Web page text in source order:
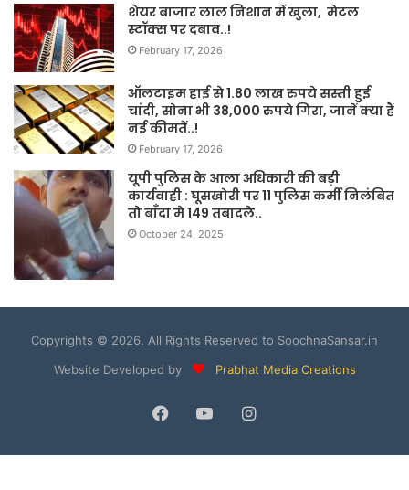
शेयर बाजार लाल निशान में खुला, मेटल
स्टॉक्स पर दबाव..!
February 17, 2026
ऑलटाइम हाई से 1.80 लाख रुपये सस्ती हुई
चांदी, सोना भी 38,000 रुपये गिरा, जानें क्या हैं
नई कीमतें..!
February 17, 2026
यूपी पुलिस के आला अधिकारी की बड़ी
कार्यवाही : घूसखोरी पर 11 पुलिस कर्मी निलंबित
तो बाँदा मे 149 तबादले..
October 24, 2025
Copyrights © 2026. All Rights Reserved to SoochnaSansar.in
Website Developed by
Prabhat Media Creations
Facebook
YouTubeInstagram